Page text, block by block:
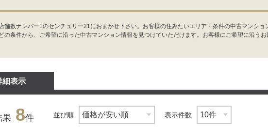
数ナンバー1のセンチュリー21におまかせ下さい。お客様の住みたいエリア・条件の中古マンシ
条件から、ご希望に沿った中古マンション情報を見つけていただけます。お客様にご希望に沿う
細表示
果 8件 並び順 表示件数